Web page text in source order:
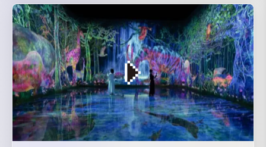
曖昧で、千切れて小さくなったり、くっついて大きくなった
りする。人がこの彫刻に身体ごと入り込んでも存在は維持さ
れ、人々によって壊されても、自ら修復する。しかし、塊
は、自ら修復できる範囲を超えて破壊された時、修復が追い
つかず崩れていく。そして、人々が押したり、横にのけよう
としても、この彫刻を動かすことができないし、人々が風を
あおげば、彫刻は散り散りになってしまう。人間の物理的な
行為では、この彫刻を動かすことすらできない。 石ころや、
これまで人間がつくってきたものは、物体であり、物体はそ
れ自体で安定的な構造をもつ。石ころは、外界から遮断され
密封された箱に入れても存在し続ける。 一方、海に生まれる